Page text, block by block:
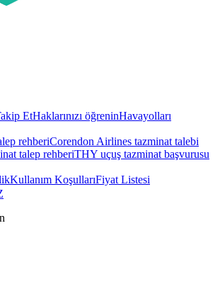
EtHaklarınızı öğreninHavayolları
rehberiCorendon Airlines tazminat talebi
talep rehberiTHY uçuş tazminat başvurusu
Kullanım KoşullarıFiyat Listesi